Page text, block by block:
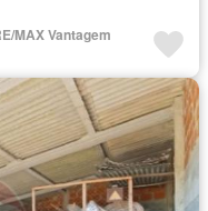
MAX Vantagem